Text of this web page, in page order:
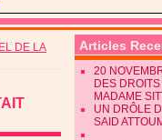
DE LA
Articles
20
DES
MADAME
UN DRÔLE
SAID